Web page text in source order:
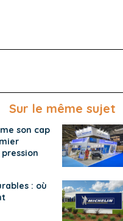
Sur le même sujet
son cap
: où